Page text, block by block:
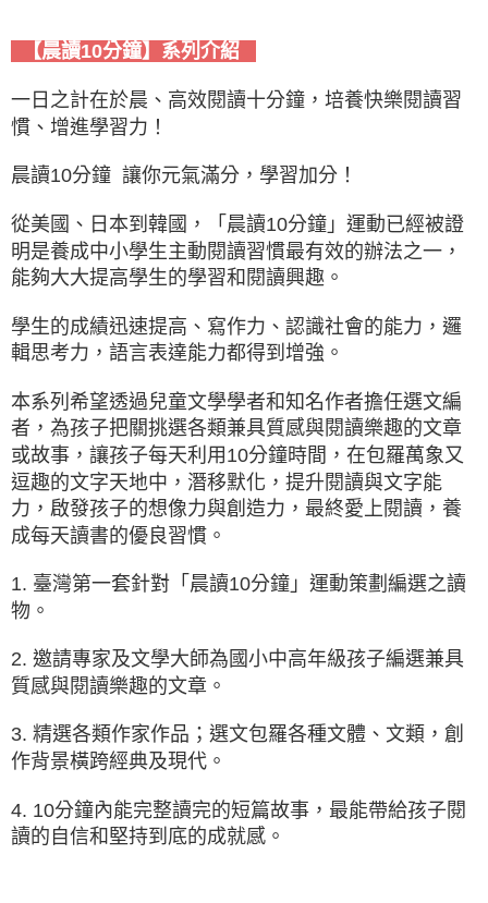
【晨讀10分鐘】系列介紹
一日之計在於晨、高效閱讀十分鐘，培養快樂閱讀習
慣、增進學習力！
晨讀10分鐘 讓你元氣滿分，學習加分！
從美國、日本到韓國，「晨讀10分鐘」運動已經被證
明是養成中小學生主動閱讀習慣最有效的辦法之一，
能夠大大提高學生的學習和閱讀興趣。
學生的成績迅速提高、寫作力、認識社會的能力，邏
輯思考力，語言表達能力都得到增強。
本系列希望透過兒童文學學者和知名作者擔任選文編
者，為孩子把關挑選各類兼具質感與閱讀樂趣的文章
或故事，讓孩子每天利用10分鐘時間，在包羅萬象又
逗趣的文字天地中，潛移默化，提升閱讀與文字能
力，啟發孩子的想像力與創造力，最終愛上閱讀，養
成每天讀書的優良習慣。
1. 臺灣第一套針對「晨讀10分鐘」運動策劃編選之讀
物。
2. 邀請專家及文學大師為國小中高年級孩子編選兼具
質感與閱讀樂趣的文章。
3. 精選各類作家作品；選文包羅各種文體、文類，創
作背景橫跨經典及現代。
4. 10分鐘內能完整讀完的短篇故事，最能帶給孩子閱
讀的自信和堅持到底的成就感。